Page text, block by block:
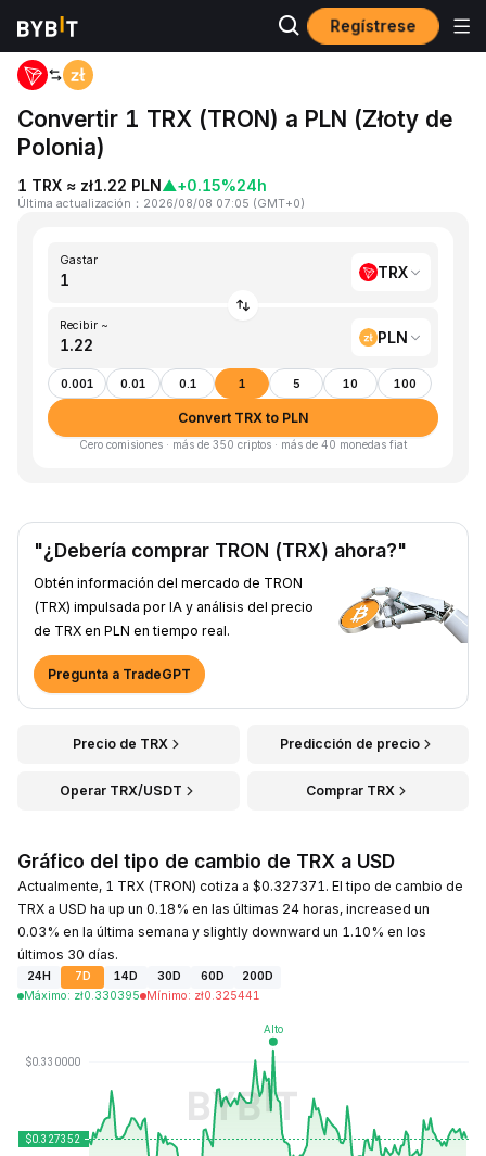
Regístrese
Inicio TRX to PLN
Convertir 1 TRX (TRON) a PLN (Złoty de
Polonia)
1 TRX ≈ zł1.22 PLN▲+0.15%24h
Última actualización ： 2026/08/08 07:05 (GMT+0)
Gastar
TRX
Recibir ~
PLN
0.001 0.01 0.1 1 5 10 100
Convert TRX to PLN
Cero comisiones · más de 350 criptos · más de 40 monedas fiat
"¿Debería comprar TRON (TRX) ahora?"
Obtén información del mercado de TRON
(TRX) impulsada por IA y análisis del precio
de TRX en PLN en tiempo real.
Pregunta a TradeGPT
Precio de TRX Predicción de precio
Operar TRX/USDT Comprar TRX
Gráfico del tipo de cambio de TRX a USD
Actualmente, 1 TRX (TRON) cotiza a $0.327371. El tipo de cambio de
TRX a USD ha up un 0.18% en las últimas 24 horas, increased un
0.03% en la última semana y slightly downward un 1.10% en los
últimos 30 días.
24H 7D 14D 30D 60D
200D
Máximo: zł0.330395 Mínimo: zł0.325441